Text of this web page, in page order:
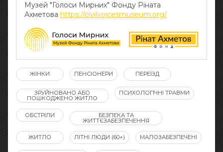
Музей "Голоси Мирних" Фонду Ріната
Ахметова https://civilvoicesmuseum.org/
ЖІНКИ ПЕНСІОНЕРИ ПЕРЕЇЗД
ЗРУЙНОВАНО АБО
ПОШКОДЖЕНО ЖИТЛО
ПСИХОЛОГІЧНІ ТРАВМИ
ОБСТРІЛИ БЕЗПЕКА ТА
ЖИТТЄЗАБЕЗПЕЧЕННЯ
ЖИТЛО ЛІТНІ ЛЮДИ (60+) МАЛОЗАБЕЗПЕЧЕНІ